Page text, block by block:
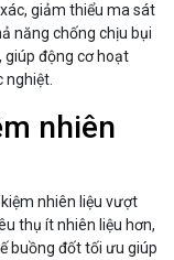
giảm thiểu ma sát
năng chống chịu bụi
giúp động cơ hoạt
nghiệt.
nhiên
nhiên liệu vượt
thụ ít nhiên liệu hơn,
buồng đốt tối ưu giúp